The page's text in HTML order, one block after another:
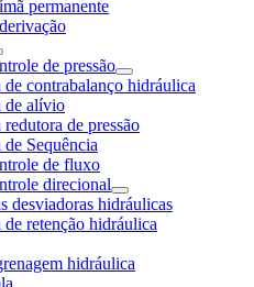
permanente
de pressão
contrabalanço hidráulica
de alívio
de pressão
Sequência
de fluxo
direcional
desviadoras hidráulicas
retenção hidráulica
hidráulica